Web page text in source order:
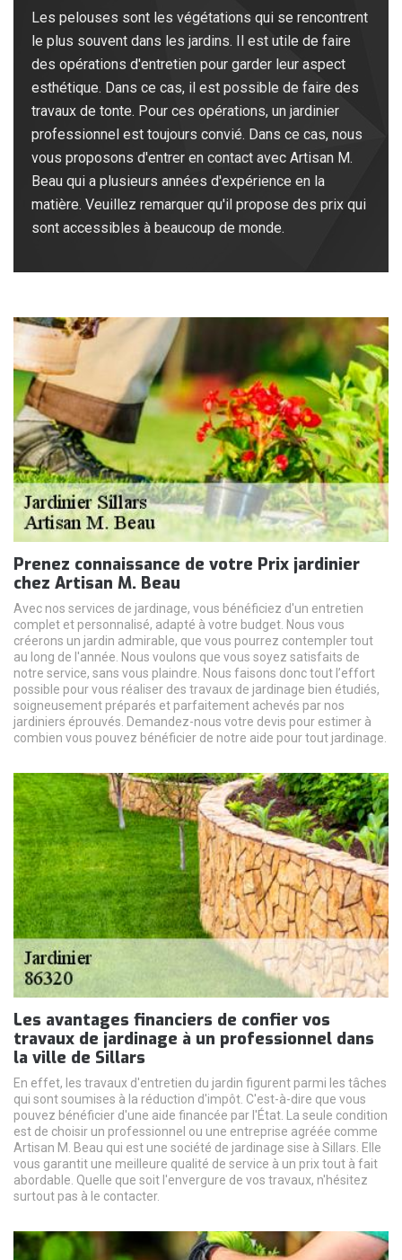
Les pelouses sont les végétations qui se rencontrent
le plus souvent dans les jardins. Il est utile de faire
des opérations d'entretien pour garder leur aspect
esthétique. Dans ce cas, il est possible de faire des
travaux de tonte. Pour ces opérations, un jardinier
professionnel est toujours convié. Dans ce cas, nous
vous proposons d'entrer en contact avec Artisan M.
Beau qui a plusieurs années d'expérience en la
matière. Veuillez remarquer qu'il propose des prix qui
sont accessibles à beaucoup de monde.
Prenez connaissance de votre Prix jardinier
chez Artisan M. Beau
Avec nos services de jardinage, vous bénéficiez d'un entretien
complet et personnalisé, adapté à votre budget. Nous vous
créerons un jardin admirable, que vous pourrez contempler tout
au long de l'année. Nous voulons que vous soyez satisfaits de
notre service, sans vous plaindre. Nous faisons donc tout l’effort
possible pour vous réaliser des travaux de jardinage bien étudiés,
soigneusement préparés et parfaitement achevés par nos
jardiniers éprouvés. Demandez-nous votre devis pour estimer à
combien vous pouvez bénéficier de notre aide pour tout jardinage.
Les avantages financiers de confier vos
travaux de jardinage à un professionnel dans
la ville de Sillars
En effet, les travaux d'entretien du jardin figurent parmi les tâches
qui sont soumises à la réduction d'impôt. C'est-à-dire que vous
pouvez bénéficier d'une aide financée par l'État. La seule condition
est de choisir un professionnel ou une entreprise agréée comme
Artisan M. Beau qui est une société de jardinage sise à Sillars. Elle
vous garantit une meilleure qualité de service à un prix tout à fait
abordable. Quelle que soit l'envergure de vos travaux, n'hésitez
surtout pas à le contacter.